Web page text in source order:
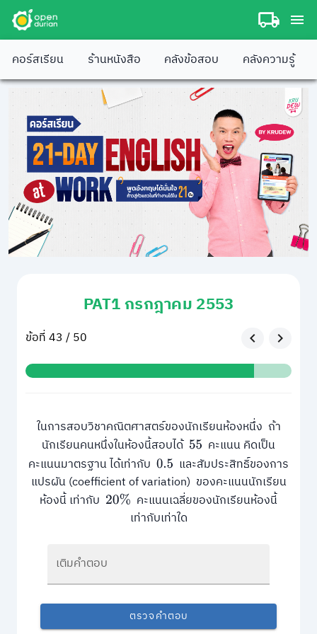
คอร์สเรียน ร้านหนังสือ คลังข้อสอบ คลังความรู้
PAT1 กรกฎาคม 2553
ข้อที่ 43 / 50
ในการสอบวิชาคณิตศาสตร์ของนักเรียนห้องหนึ่ง ถ้า
นักเรียนคนหนึ่งในห้องนี้สอบได้ 55 คะแนน คิดเป็น
คะแนนมาตรฐาน ได้เท่ากับ 0.5 และสัมประสิทธิ์ของการ
แปรผัน (coefficient of variation) ของคะแนนนักเรียน
ห้องนี้ เท่ากับ 20% คะแนนเฉลี่ยของนักเรียนห้องนี้
เท่ากับเท่าใด
เติมคำตอบ
ตรวจคำตอบ